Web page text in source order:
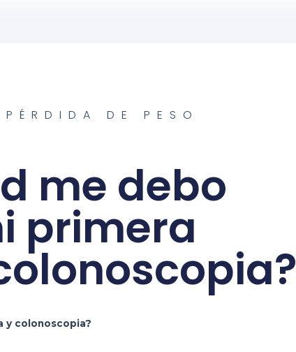
DE PESO
me debo
primera
y colonoscopia?